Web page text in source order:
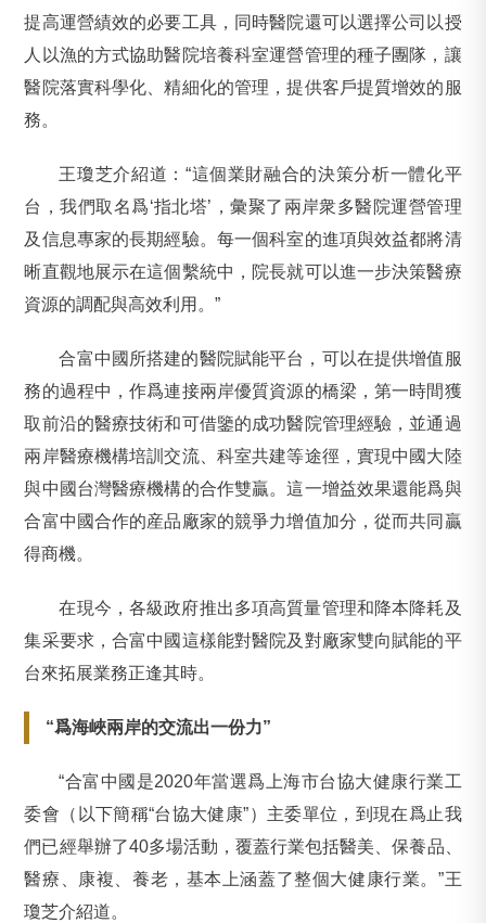
提高運營績效的必要工具，同時醫院還可以選擇公司以授
人以漁的方式協助醫院培養科室運營管理的種子團隊，讓
醫院落實科學化、精細化的管理，提供客戶提質增效的服
務。
王瓊芝介紹道：“這個業財融合的決策分析一體化平
台，我們取名爲‘指北塔’，彙聚了兩岸衆多醫院運營管理
及信息專家的長期經驗。每一個科室的進項與效益都將清
晰直觀地展示在這個繫統中，院長就可以進一步決策醫療
資源的調配與高效利用。”
合富中國所搭建的醫院賦能平台，可以在提供增值服
務的過程中，作爲連接兩岸優質資源的橋梁，第一時間獲
取前沿的醫療技術和可借鑒的成功醫院管理經驗，並通過
兩岸醫療機構培訓交流、科室共建等途徑，實現中國大陸
與中國台灣醫療機構的合作雙贏。這一增益效果還能爲與
合富中國合作的産品廠家的競爭力增值加分，從而共同贏
得商機。
在現今，各級政府推出多項高質量管理和降本降耗及
集采要求，合富中國這樣能對醫院及對廠家雙向賦能的平
台來拓展業務正逢其時。
“爲海峽兩岸的交流出一份力”
“合富中國是2020年當選爲上海市台協大健康行業工
委會（以下簡稱“台協大健康”）主委單位，到現在爲止我
們已經舉辦了40多場活動，覆蓋行業包括醫美、保養品、
醫療、康複、養老，基本上涵蓋了整個大健康行業。”王
瓊芝介紹道。